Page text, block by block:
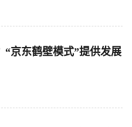
“京东鹤壁模式”提供发展